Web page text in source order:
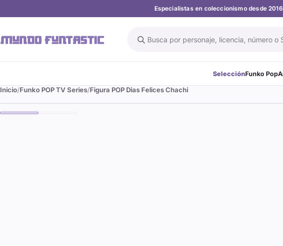
Especialistas en coleccionismo desde 2016
Buscar en el catálogo
SelecciónFunko Pop
Inicio Funko POP TV Series Figura POP Dias Felices Chachi